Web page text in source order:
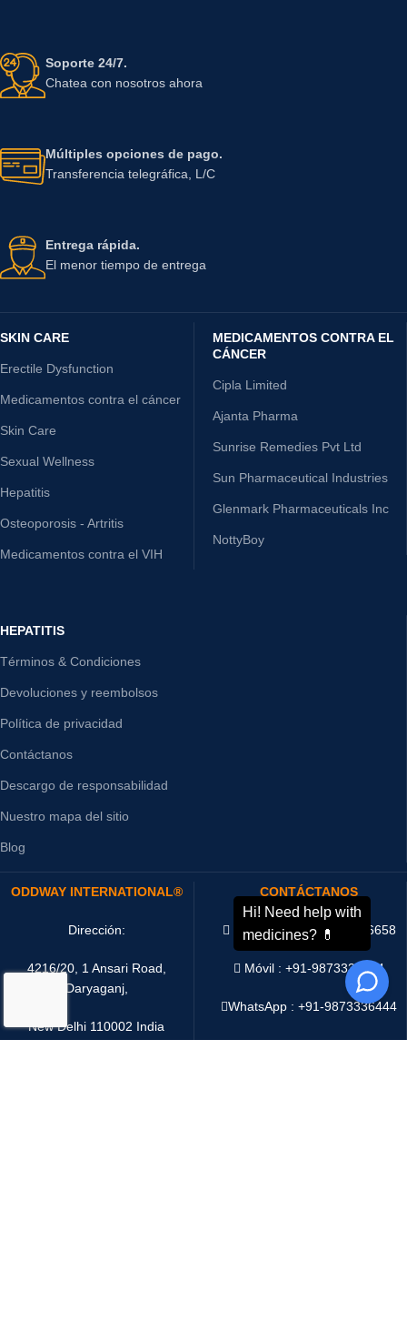
Soporte 24/7.
Chatea con nosotros ahora
Múltiples opciones de pago.
Transferencia telegráfica, L/C
Entrega rápida.
El menor tiempo de entrega
SKIN CARE
Erectile Dysfunction
Medicamentos contra el cáncer
Skin Care
Sexual Wellness
Hepatitis
Osteoporosis - Artritis
Medicamentos contra el VIH
MEDICAMENTOS CONTRA EL
CÁNCER
Cipla Limited
Ajanta Pharma
Sunrise Remedies Pvt Ltd
Sun Pharmaceutical Industries
Glenmark Pharmaceuticals Inc
NottyBoy
HEPATITIS
Términos & Condiciones
Devoluciones y reembolsos
Política de privacidad
Contáctanos
Descargo de responsabilidad
Nuestro mapa del sitio
Blog
ODDWAY INTERNATIONAL®
Dirección:
4216/20, 1 Ansari Road,
Daryaganj,
New Delhi 110002 India
CONTÁCTANOS
Teléfono : +91-11-43526658
Móvil : +91-9873336444
WhatsApp :+91-9873336444
Telegram : +91-9873336444